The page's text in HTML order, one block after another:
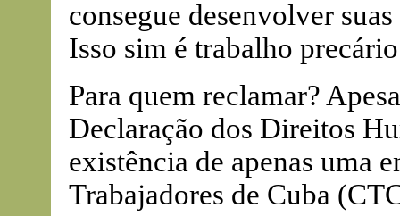
consegue desenvolver
Isso sim é trabalho
Para quem reclamar?
Declaração dos Direitos
existência de apenas uma
Trabajadores de Cuba